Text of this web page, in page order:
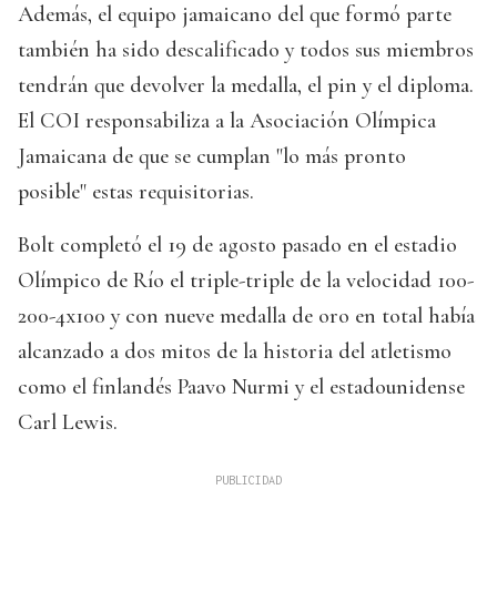
Además, el equipo jamaicano del que formó parte
también ha sido descalificado y todos sus miembros
tendrán que devolver la medalla, el pin y el diploma.
El COI responsabiliza a la Asociación Olímpica
Jamaicana de que se cumplan "lo más pronto
posible" estas requisitorias.
Bolt completó el 19 de agosto pasado en el estadio
Olímpico de Río el triple-triple de la velocidad 100-
200-4x100 y con nueve medalla de oro en total había
alcanzado a dos mitos de la historia del atletismo
como el finlandés Paavo Nurmi y el estadounidense
Carl Lewis.